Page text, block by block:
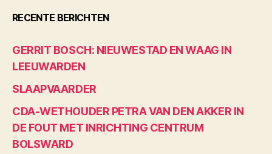
RECENTE BERICHTEN
GERRIT BOSCH: NIEUWESTAD EN WAAG IN
LEEUWARDEN
SLAAPVAARDER
CDA-WETHOUDER PETRA VAN DEN AKKER IN
DE FOUT MET INRICHTING CENTRUM
BOLSWARD